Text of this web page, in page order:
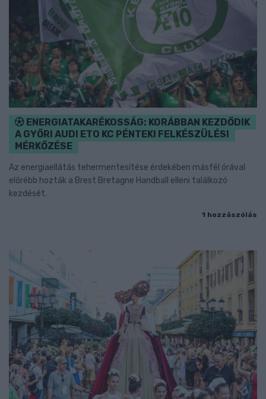
ENERGIATAKARÉKOSSÁG: KORÁBBAN KEZDŐDIK
A GYŐRI AUDI ETO KC PÉNTEKI FELKÉSZÜLÉSI
MÉRKŐZÉSE
Az energiaellátás tehermentesítése érdekében másfél órával
előrébb hozták a Brest Bretagne Handball elleni találkozó
kezdését.
1 hozzászólás